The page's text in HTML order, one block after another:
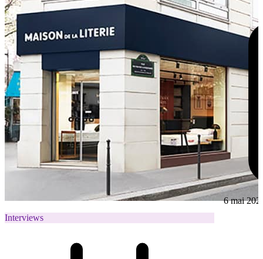
Interviews
6 mai